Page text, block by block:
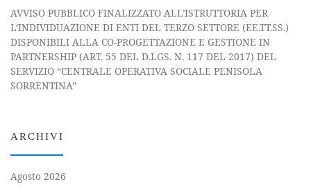
AVVISO PUBBLICO FINALIZZATO ALL’ISTRUTTORIA PER
L’INDIVIDUAZIONE DI ENTI DEL TERZO SETTORE (EE.TT.SS.)
DISPONIBILI ALLA CO-PROGETTAZIONE E GESTIONE IN
PARTNERSHIP (ART. 55 DEL D.LGS. N. 117 DEL 2017) DEL
SERVIZIO “CENTRALE OPERATIVA SOCIALE PENISOLA
SORRENTINA”
ARCHIVI
Agosto 2026